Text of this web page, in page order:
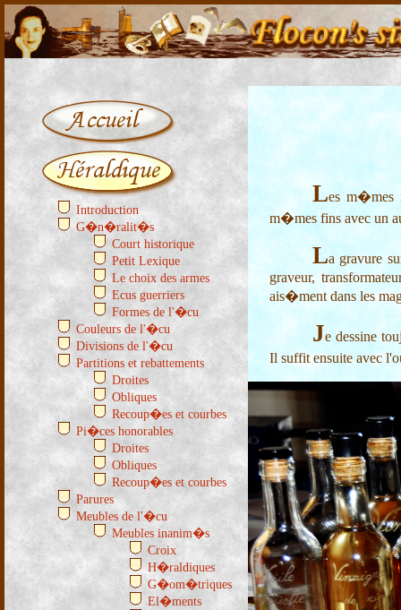
Introduction
G�n�ralit�s
Court historique
Petit Lexique
Le choix des armes
Ecus guerriers
Formes de l'�cu
Couleurs de l'�cu
Divisions de l'�cu
Partitions et rebattements
Droites
Obliques
Recoup�es et courbes
Pi�ces honorables
Droites
Obliques
Recoup�es et courbes
Parures
Meubles de l'�cu
Meubles inanim�s
Croix
H�raldiques
G�om�triques
El�ments
Les m�mes
m�mes fins avec un
La gravure
graveur,
ais�ment dans les
Je dessine
Il suffit ensuite avec